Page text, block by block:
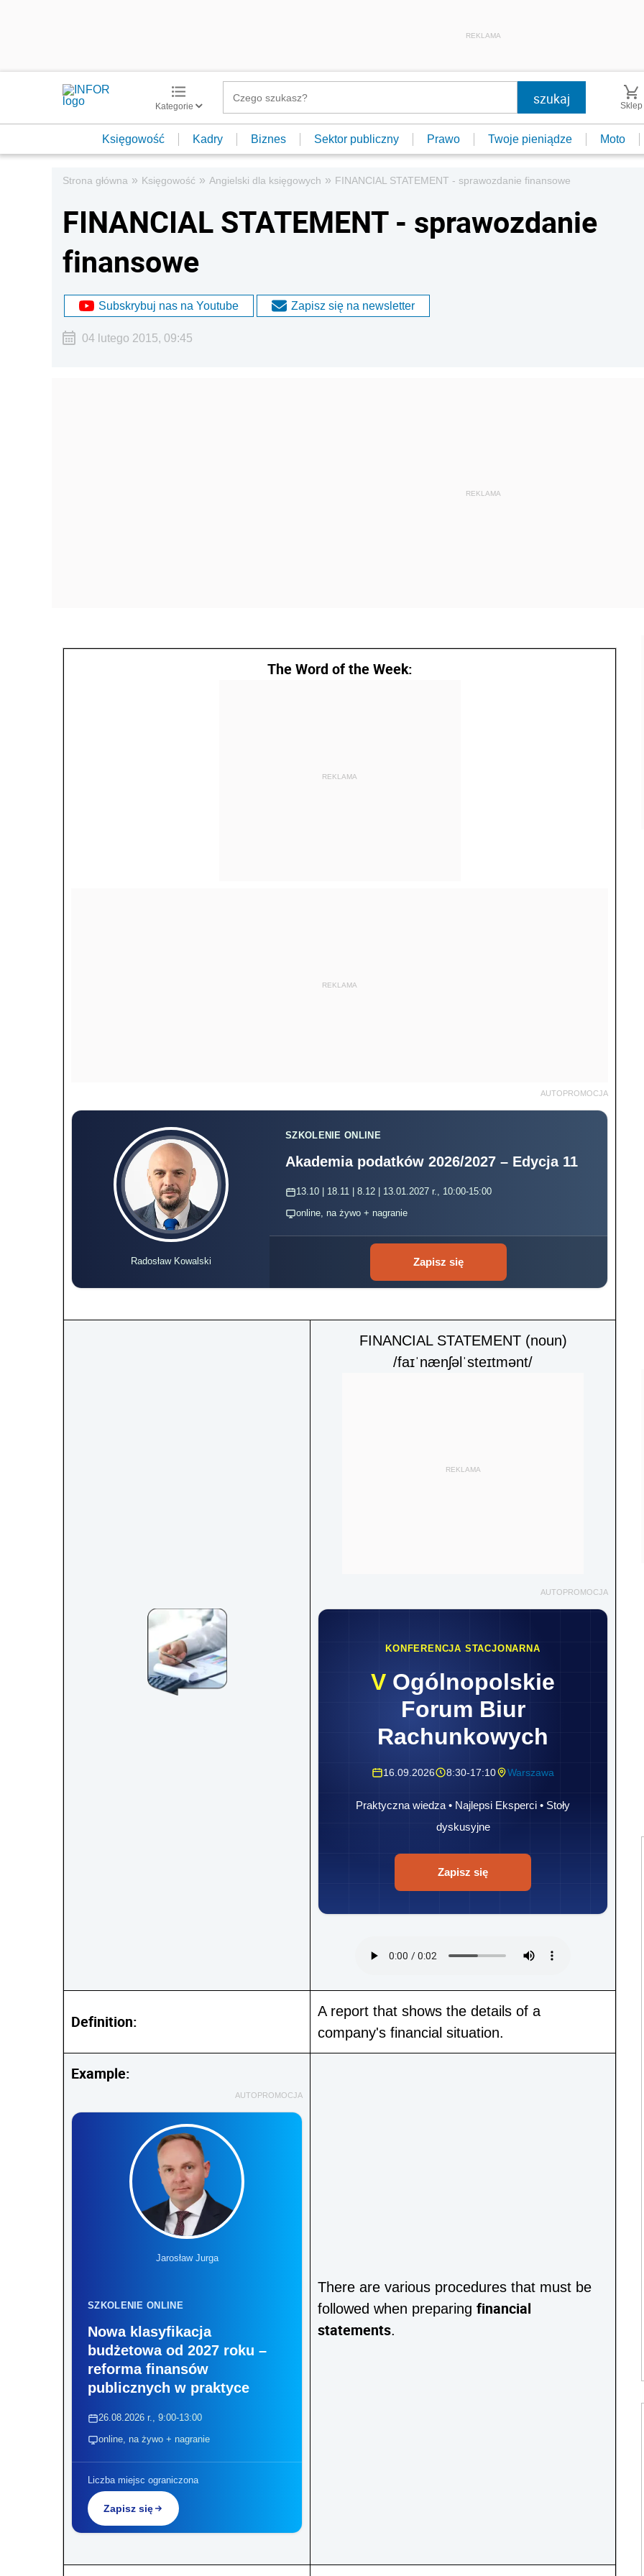
REKLAMA
Kategorie Sklep
Księgowość Kadry Biznes Sektor publiczny Prawo Twoje pieniądze Moto
Strona główna » Księgowość » Angielski dla księgowych » FINANCIAL STATEMENT - sprawozdanie finansowe
FINANCIAL STATEMENT - sprawozdanie
finansowe
Subskrybuj nas na Youtube Zapisz się na newsletter
04 lutego 2015, 09:45
The Word of the Week:
REKLAMA
REKLAMA
AUTOPROMOCJA
Radosław Kowalski
SZKOLENIE ONLINE
Akademia podatków 2026/2027 – Edycja 11
13.10 | 18.11 | 8.12 | 13.01.2027 r., 10:00-15:00
online, na żywo + nagranie
Zapisz się
FINANCIAL STATEMENT (noun)
/faɪˈnænʃəlˈsteɪtmənt/
REKLAMA
AUTOPROMOCJA
KONFERENCJA STACJONARNA
V Ogólnopolskie
Forum Biur
Rachunkowych
16.09.2026 8:30-17:10 Warszawa
Praktyczna wiedza • Najlepsi Eksperci • Stoły
dyskusyjne
Zapisz się
Definition:
A report that shows the details of a
company's financial situation.
Example:
AUTOPROMOCJA
Jarosław Jurga
SZKOLENIE ONLINE
Nowa klasyfikacja
budżetowa od 2027 roku –
reforma finansów
publicznych w praktyce
26.08.2026 r., 9:00-13:00
online, na żywo + nagranie
Liczba miejsc ograniczona
Zapisz się
There are various procedures that must be
followed when preparing financial
statements.